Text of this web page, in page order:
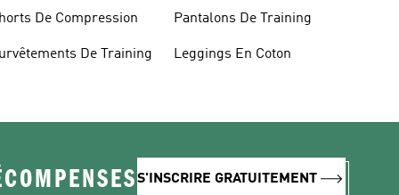
De Compression
De Training
Pantalons De Training
Leggings En Coton
S'INSCRIRE GRATUITEMENT